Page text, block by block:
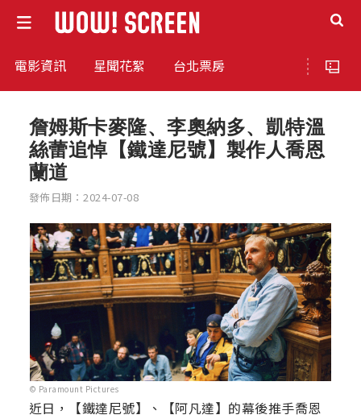
電影資訊 星聞花絮 台北票房
詹姆斯卡麥隆、李奧納多、凱特溫
絲蕾追悼【鐵達尼號】製作人喬恩
蘭道
發佈日期：2024-07-08
© Paramount Pictures
近日，【鐵達尼號】、【阿凡達】的幕後推手喬恩